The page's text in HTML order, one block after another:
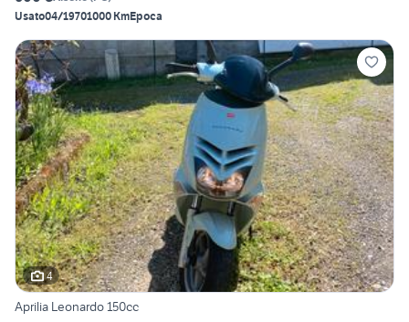
Usato04/19701000 KmEpoca
4
Aprilia Leonardo 150cc